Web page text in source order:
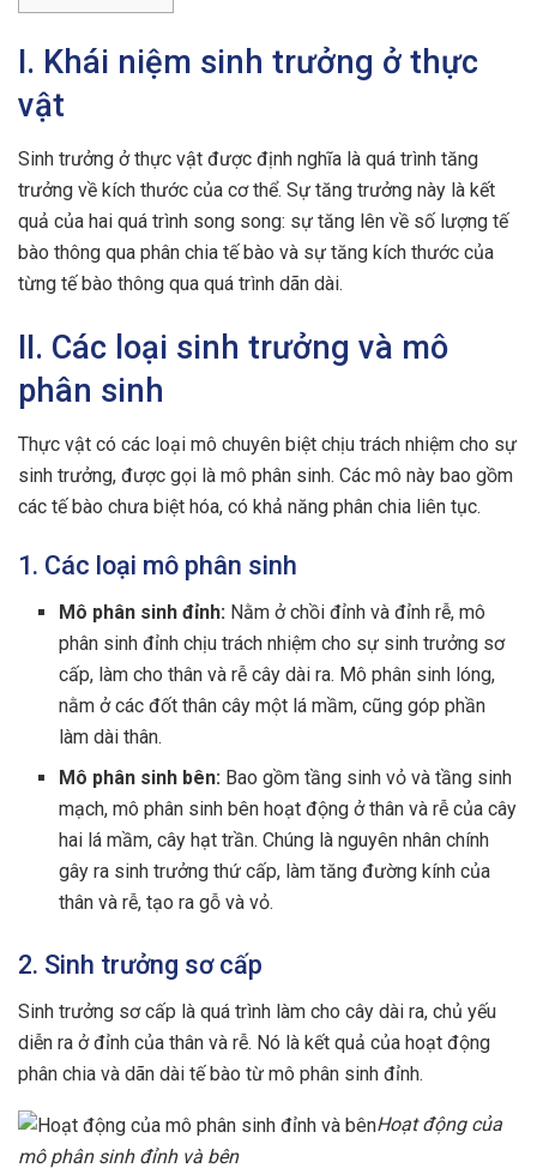
I. Khái niệm sinh trưởng ở thực
vật
Sinh trưởng ở thực vật được định nghĩa là quá trình tăng
trưởng về kích thước của cơ thể. Sự tăng trưởng này là kết
quả của hai quá trình song song: sự tăng lên về số lượng tế
bào thông qua phân chia tế bào và sự tăng kích thước của
từng tế bào thông qua quá trình dãn dài.
II. Các loại sinh trưởng và mô
phân sinh
Thực vật có các loại mô chuyên biệt chịu trách nhiệm cho sự
sinh trưởng, được gọi là mô phân sinh. Các mô này bao gồm
các tế bào chưa biệt hóa, có khả năng phân chia liên tục.
1. Các loại mô phân sinh
Mô phân sinh đỉnh: Nằm ở chồi đỉnh và đỉnh rễ, mô
phân sinh đỉnh chịu trách nhiệm cho sự sinh trưởng sơ
cấp, làm cho thân và rễ cây dài ra. Mô phân sinh lóng,
nằm ở các đốt thân cây một lá mầm, cũng góp phần
làm dài thân.
Mô phân sinh bên: Bao gồm tầng sinh vỏ và tầng sinh
mạch, mô phân sinh bên hoạt động ở thân và rễ của cây
hai lá mầm, cây hạt trần. Chúng là nguyên nhân chính
gây ra sinh trưởng thứ cấp, làm tăng đường kính của
thân và rễ, tạo ra gỗ và vỏ.
2. Sinh trưởng sơ cấp
Sinh trưởng sơ cấp là quá trình làm cho cây dài ra, chủ yếu
diễn ra ở đỉnh của thân và rễ. Nó là kết quả của hoạt động
phân chia và dãn dài tế bào từ mô phân sinh đỉnh.
Hoạt động của
mô phân sinh đỉnh và bên